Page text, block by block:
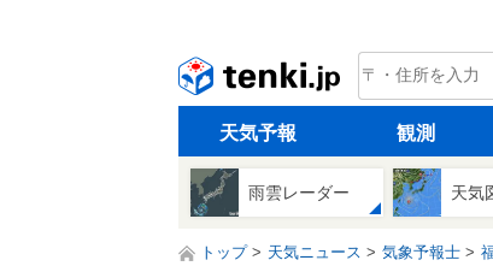
tenki.jp
天気予報 観測
雨雲レーダー 天気
トップ 天気ニュース 気象予報士